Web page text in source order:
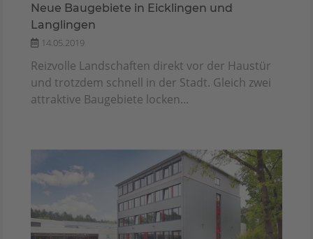
Neue Baugebiete in Eicklingen und
Langlingen
14.05.2019
Reizvolle Landschaften direkt vor der Haustür
und trotzdem schnell in der Stadt. Gleich zwei
attraktive Baugebiete locken...